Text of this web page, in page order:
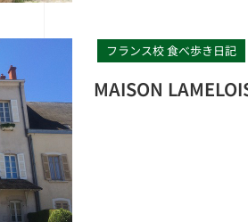
フランス校 食べ歩き日記
MAISON